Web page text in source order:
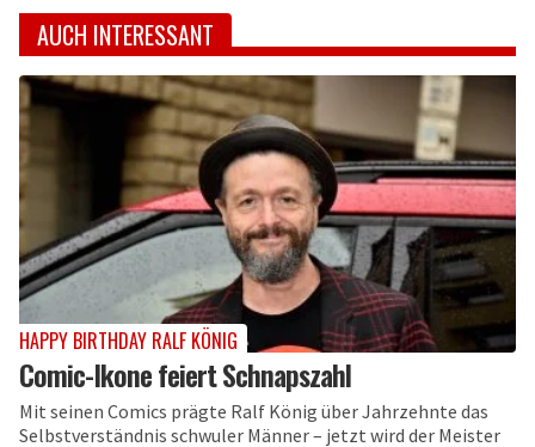
AUCH INTERESSANT
HAPPY BIRTHDAY RALF KÖNIG
Comic-Ikone feiert Schnapszahl
Mit seinen Comics prägte Ralf König über Jahrzehnte das
Selbstverständnis schwuler Männer – jetzt wird der Meister